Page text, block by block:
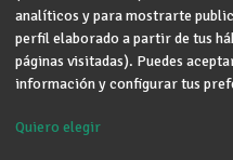
Marca:AISENS
Términos y condiciones
Garantía de devolución de
Envío: 2-3 días laborales
analíticos y para mostrarte
perfil elaborado a partir de tus
páginas visitadas). Puedes
información y configurar tus
Quiero elegir